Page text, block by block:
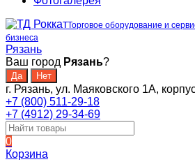
Торговое оборудование и
бизнеса
Рязань
Ваш город Рязань?
г. Рязань, ул. Маяковского 1А,
+7 (800) 511-29-18
+7 (4912) 29-34-69
0
Корзина